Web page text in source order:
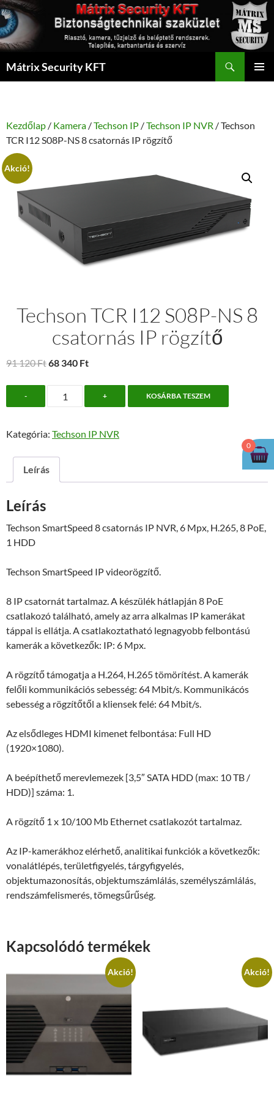
Kilépés
tartalomba
Mátrix Security KFT
Kezdőlap / Kamera /Techson IP /Techson IP NVR / Techson
TCR I12 S08P-NS 8 csatornás IP rögzítő
Akció!
Techson TCR I12 S08P-NS 8
csatornás IP rögzítő
91 120FtOriginal
was:
91
68 340 FtCurrent
68
-
Techson
TCR
S08P-
csatornás
mennyiség
+ KOSÁRBA TESZEM
Kategória: Techson IP NVR
Leírás
Leírás
Techson SmartSpeed 8 csatornás IP NVR, 6 Mpx, H.265, 8 PoE,
1 HDD
Techson SmartSpeed IP videorögzítő.
8 IP csatornát tartalmaz. A készülék hátlapján 8 PoE
csatlakozó található, amely az arra alkalmas IP kamerákat
táppal is ellátja. A csatlakoztatható legnagyobb felbontású
kamerák a következők: IP: 6 Mpx.
A rögzítő támogatja a H.264, H.265 tömörítést. A kamerák
felőli kommunikációs sebesség: 64 Mbit/s. Kommunikácós
sebesség a rögzítőtől a kliensek felé: 64 Mbit/s.
Az elsődleges HDMI kimenet felbontása: Full HD
(1920×1080).
A beépíthető merevlemezek [3,5″ SATA HDD (max: 10 TB /
HDD)] száma: 1.
A rögzítő 1 x 10/100 Mb Ethernet csatlakozót tartalmaz.
Az IP-kamerákhoz elérhető, analitikai funkciók a következők:
vonalátlépés, területfigyelés, tárgyfigyelés,
objektumazonosítás, objektumszámlálás, személyszámlálás,
rendszámfelismerés, tömegsűrűség.
Kapcsolódó termékek
Akció! Akció!
0